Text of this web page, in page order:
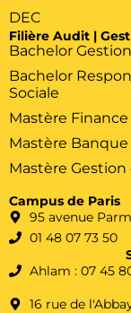
DEC
Filière Audit |
Bachelor
Bachelor
Sociale
Mastère
Mastère
Mastère
Campus de Paris
95 avenue
01 48 07 73 50
Ahlam : 07 45
16 rue de